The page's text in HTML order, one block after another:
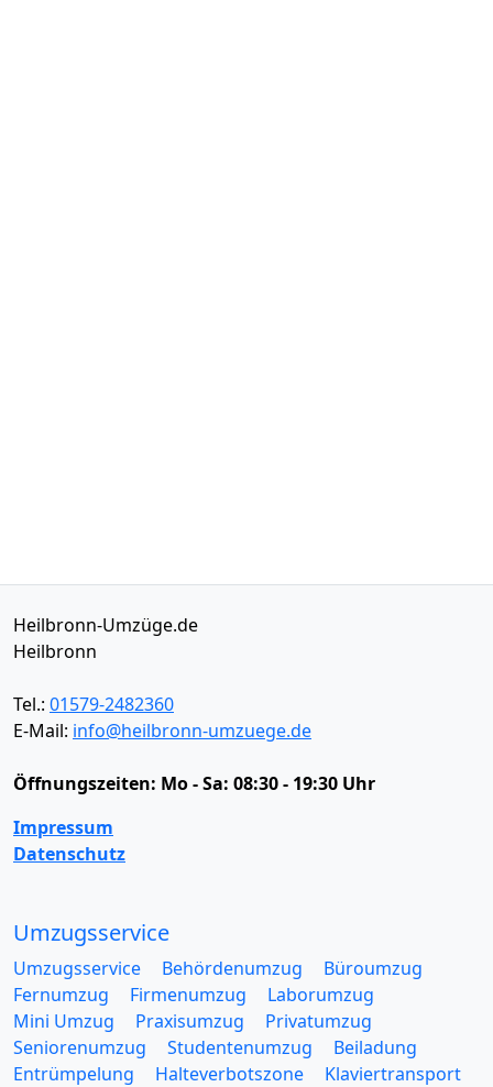
Heilbronn-Umzüge.de
Heilbronn
Tel.: 01579-2482360
E-Mail: info@heilbronn-umzuege.de
Öffnungszeiten: Mo - Sa: 08:30 - 19:30 Uhr
Impressum
Datenschutz
Umzugsservice
Umzugsservice Behördenumzug
Büroumzug
Fernumzug
Firmenumzug
Laborumzug
Mini Umzug
Praxisumzug
Privatumzug
Seniorenumzug
Studentenumzug
Beiladung
Entrümpelung
Halteverbotszone
Klaviertransport